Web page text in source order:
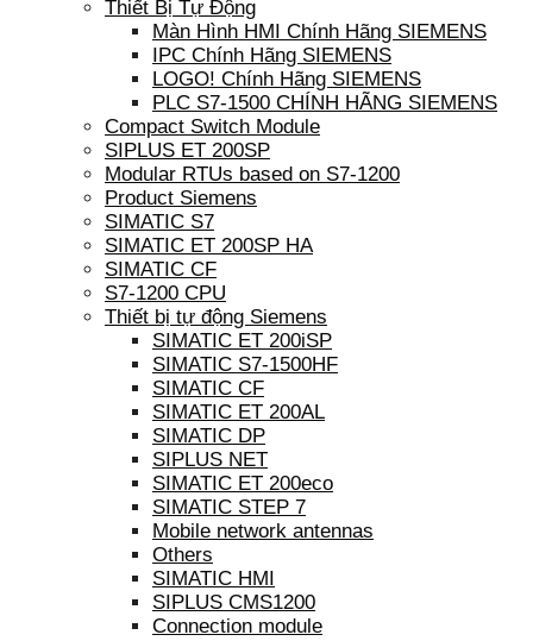
Thiết Bị Tự Động
Màn Hình HMI Chính Hãng SIEMENS
IPC Chính Hãng SIEMENS
LOGO! Chính Hãng SIEMENS
PLC S7-1500 CHÍNH HÃNG SIEMENS
Compact Switch Module
SIPLUS ET 200SP
Modular RTUs based on S7-1200
Product Siemens
SIMATIC S7
SIMATIC ET 200SP HA
SIMATIC CF
S7-1200 CPU
Thiết bị tự động Siemens
SIMATIC ET 200iSP
SIMATIC S7-1500HF
SIMATIC CF
SIMATIC ET 200AL
SIMATIC DP
SIPLUS NET
SIMATIC ET 200eco
SIMATIC STEP 7
Mobile network antennas
Others
SIMATIC HMI
SIPLUS CMS1200
Connection module